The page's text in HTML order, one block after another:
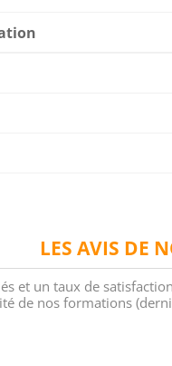
LES AVIS DE
et un taux de
de nos formations